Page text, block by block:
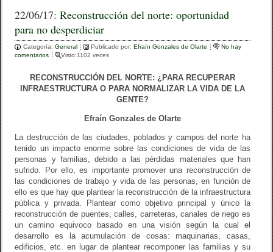
22/06/17:Reconstrucción del norte: oportunidad
para no desperdiciar
Categoría:General Publicado por:Efraín Gonzales de Olarte
No hay
comentarios
Visto:1102 veces
RECONSTRUCCIÓN DEL NORTE: ¿PARA RECUPERAR
INFRAESTRUCTURA O PARA NORMALIZAR LA VIDA DE LA
GENTE?
Efraín Gonzales de Olarte
La destrucción de las ciudades, poblados y campos del norte ha
tenido un impacto enorme sobre las condiciones de vida de las
personas y familias, debido a las pérdidas materiales que han
sufrido. Por ello, es importante promover una reconstrucción de
las condiciones de trabajo y vida de las personas, en función de
ello es que hay que plantear la reconstrucción de la infraestructura
pública y privada. Plantear como objetivo principal y único la
reconstrucción de puentes, calles, carreteras, canales de riego es
un camino equivoco basado en una visión según la cual el
desarrollo es la acumulación de cosas: maquinarias, casas,
edificios, etc. en lugar de plantear recomponer las familias y su